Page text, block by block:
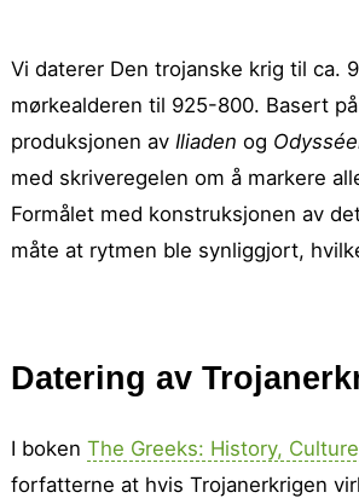
Vi daterer Den trojanske krig til ca.
mørkealderen til 925-800. Basert
produk­sjonen av Iliaden og
med skriveregelen om å markere
Formålet med konstruksjonen av
måte at rytmen ble synliggjort,
Datering av
I boken The Greeks: History,
forfatterne at hvis Trojanerkrigen